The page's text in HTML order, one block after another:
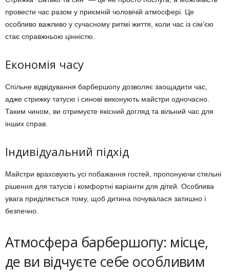
провести час разом у приємній чоловічій атмосфері. Це
особливо важливо у сучасному ритмі життя, коли час із сім’єю
стає справжньою цінністю.
Економія часу
Спільне відвідування барбершопу дозволяє заощадити час,
адже стрижку татусю і синові виконують майстри одночасно.
Таким чином, ви отримуєте якісний догляд та вільний час для
інших справ.
Індивідуальний підхід
Майстри враховують усі побажання гостей, пропонуючи стильні
рішення для татусів і комфортні варіанти для дітей. Особлива
увага приділяється тому, щоб дитина почувалася затишно і
безпечно.
Атмосфера барбершопу: місце,
де ви відчуєте себе особливим